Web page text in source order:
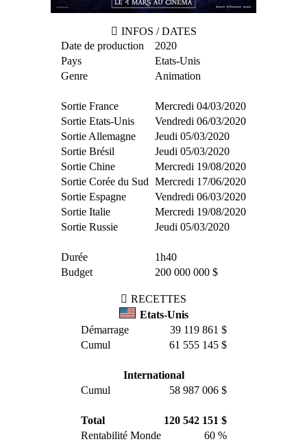
INFOS / DATES
Date de production
2020
Pays
Etats-Unis
Genre
Animation
Sortie France
Mercredi 04/03/2020
Sortie Etats-Unis
Vendredi 06/03/2020
Sortie Allemagne
Jeudi 05/03/2020
Sortie Brésil
Jeudi 05/03/2020
Sortie Chine
Mercredi 19/08/2020
Sortie Corée du Sud Mercredi 17/06/2020
Sortie Espagne
Vendredi 06/03/2020
Sortie Italie
Mercredi 19/08/2020
Sortie Russie
Jeudi 05/03/2020
Durée
1h40
Budget
200 000 000 $
RECETTES
Etats-Unis
Démarrage
39 119 861 $
Cumul
61 555 145 $
International
Cumul
58 987 006 $
Total
120 542 151 $
Rentabilité Monde
60 %